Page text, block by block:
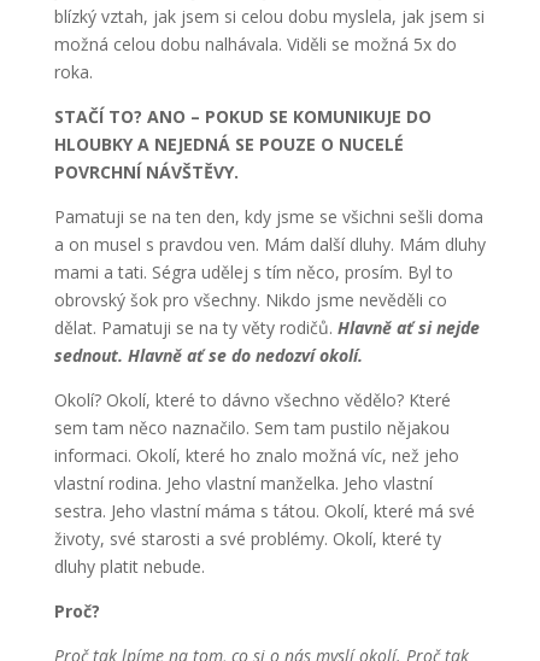
blízký vztah, jak jsem si celou dobu myslela, jak jsem si
možná celou dobu nalhávala. Viděli se možná 5x do
roka.
STAČÍ TO? ANO – POKUD SE KOMUNIKUJE DO
HLOUBKY A NEJEDNÁ SE POUZE O NUCELÉ
POVRCHNÍ NÁVŠTĚVY.
Pamatuji se na ten den, kdy jsme se všichni sešli doma
a on musel s pravdou ven. Mám další dluhy. Mám dluhy
mami a tati. Ségra udělej s tím něco, prosím. Byl to
obrovský šok pro všechny. Nikdo jsme nevěděli co
dělat. Pamatuji se na ty věty rodičů. Hlavně ať si nejde
sednout. Hlavně ať se do nedozví okolí.
Okolí? Okolí, které to dávno všechno vědělo? Které
sem tam něco naznačilo. Sem tam pustilo nějakou
informaci. Okolí, které ho znalo možná víc, než jeho
vlastní rodina. Jeho vlastní manželka. Jeho vlastní
sestra. Jeho vlastní máma s tátou. Okolí, které má své
životy, své starosti a své problémy. Okolí, které ty
dluhy platit nebude.
Proč?
Proč tak lpíme na tom, co si o nás myslí okolí. Proč tak